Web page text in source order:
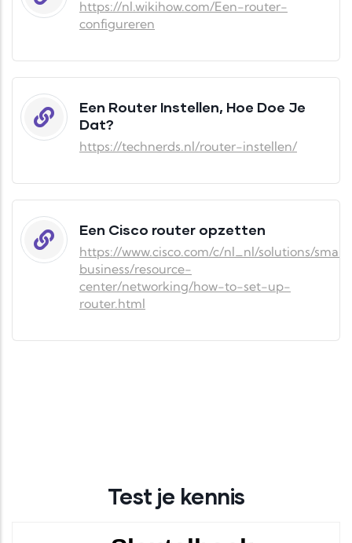
https://nl.wikihow.com/Een-router-
configureren
Een Router Instellen, Hoe Doe Je
Dat?
https://technerds.nl/router-instellen/
Een Cisco router opzetten
https://www.cisco.com/c/nl_nl/solutions/small-
business/resource-
center/networking/how-to-set-up-
router.html
Test je kennis